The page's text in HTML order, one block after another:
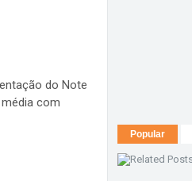
do Note
com
Popular